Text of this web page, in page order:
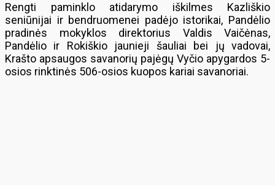
Rengti paminklo atidarymo iškilmes Kazliškio
seniūnijai ir bendruomenei padėjo istorikai, Pandėlio
pradinės mokyklos direktorius Valdis Vaičėnas,
Pandėlio ir Rokiškio jaunieji šauliai bei jų vadovai,
Krašto apsaugos savanorių pajėgų Vyčio apygardos 5-
osios rinktinės 506-osios kuopos kariai savanoriai.